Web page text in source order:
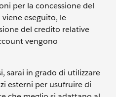
per la concessione del
eseguito, le
del credito relative
vengono
sarai in grado di utilizzare
esterni per usufruire di